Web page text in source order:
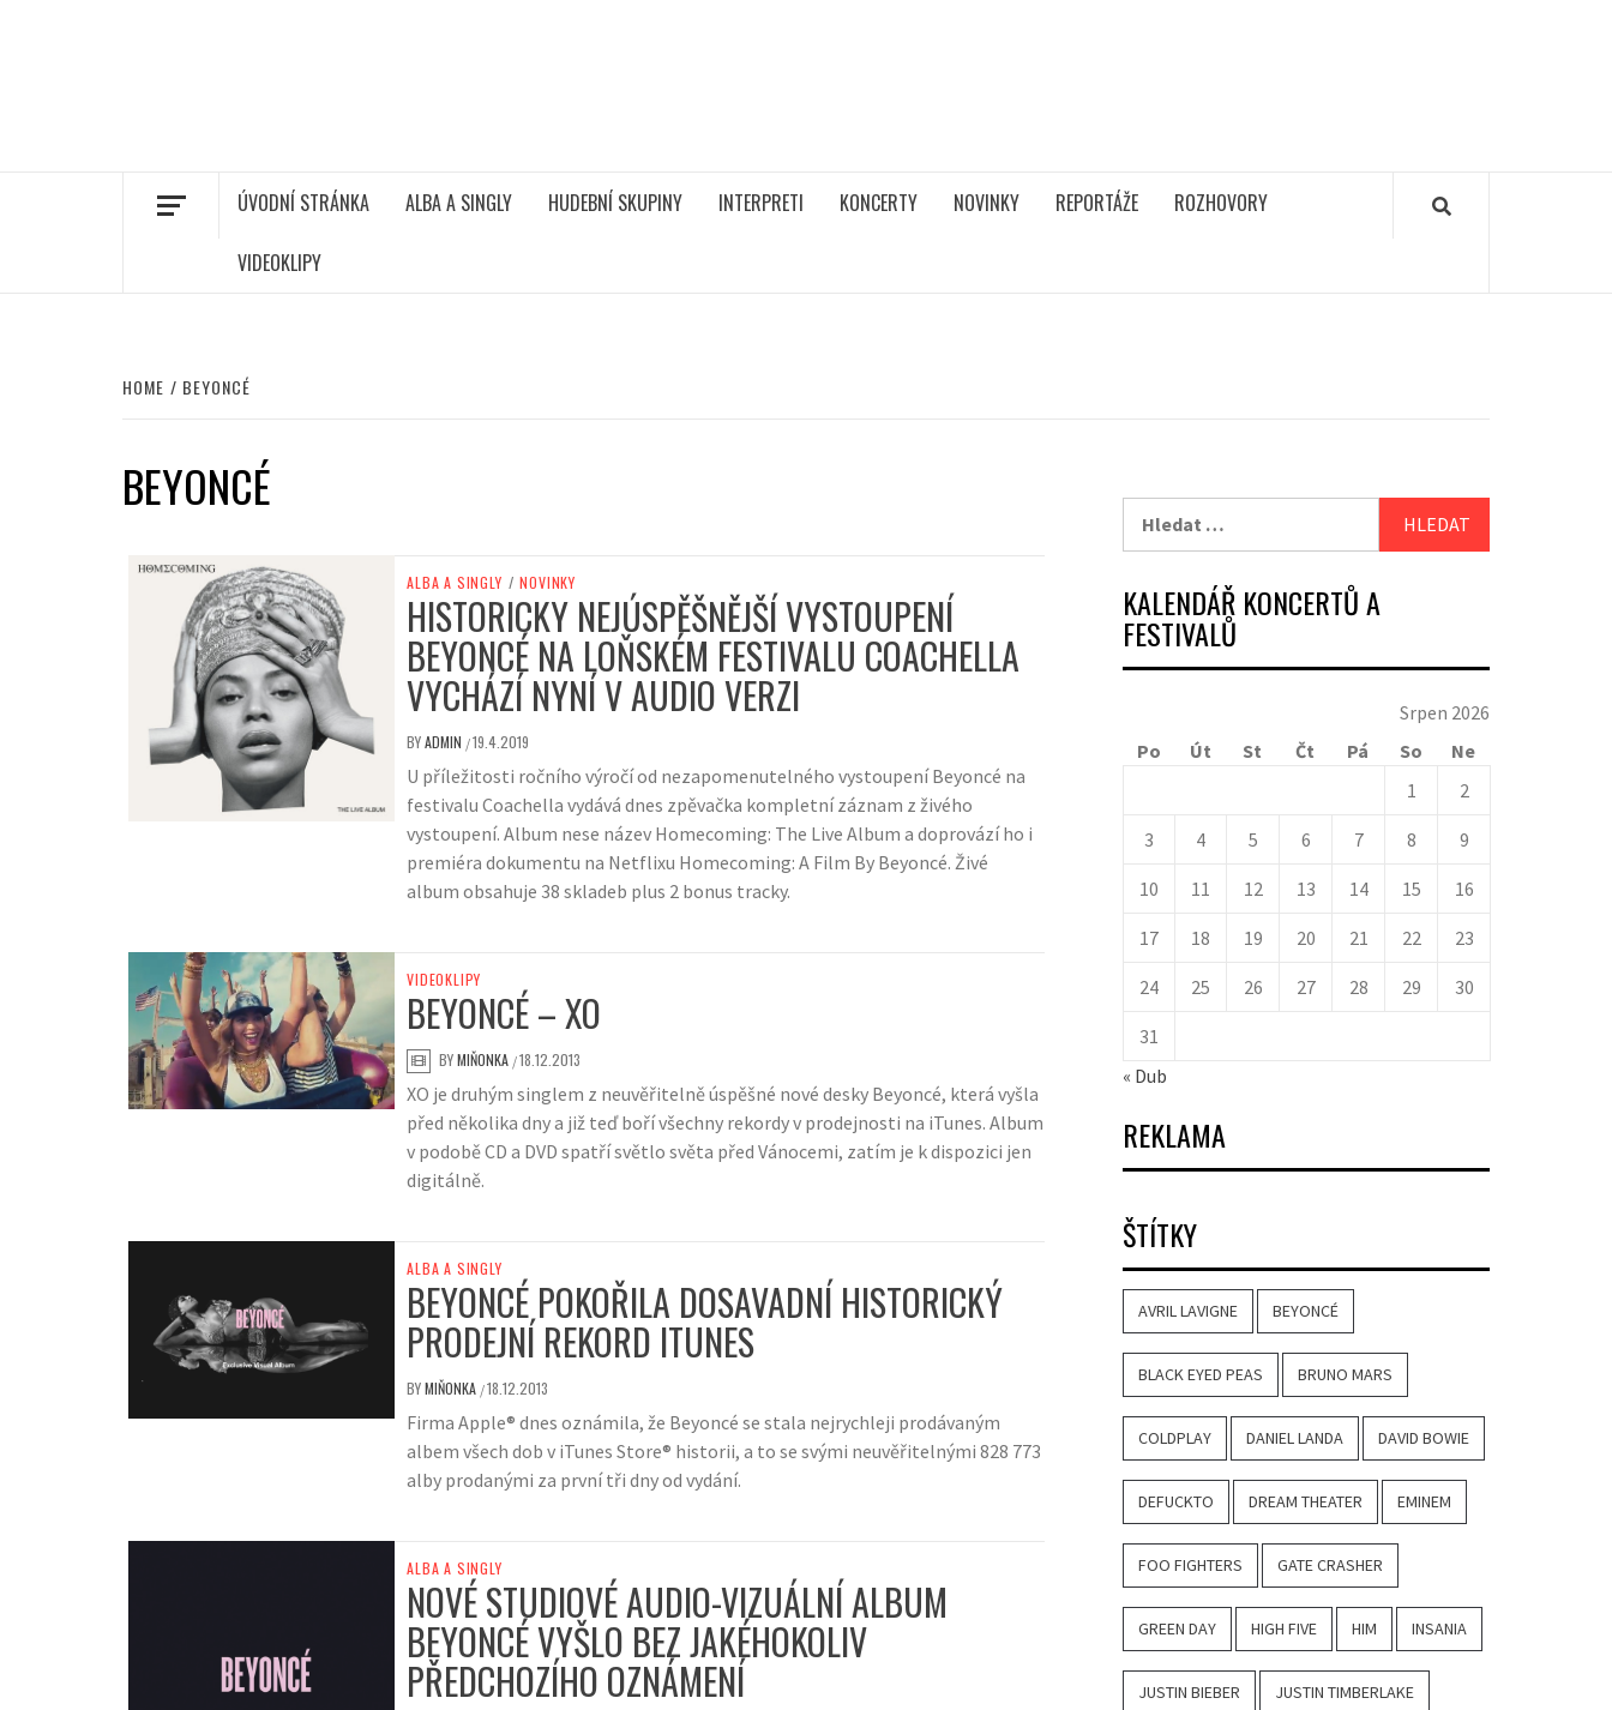
ÚVODNÍ STRÁNKA ALBA A SINGLY HUDEBNÍ SKUPINY INTERPRETI KONCERTY NOVINKY REPORTÁŽE ROZHOVORY
VIDEOKLIPY
HOME BEYONCÉ
BEYONCÉ
ALBA A SINGLY / NOVINKY
HISTORICKY NEJÚSPĚŠNĚJŠÍ VYSTOUPENÍ
BEYONCÉ NA LOŇSKÉM FESTIVALU COACHELLA
VYCHÁZÍ NYNÍ V AUDIO VERZI
BYADMIN /19.4.2019
U příležitosti ročního výročí od nezapomenutelného vystoupení Beyoncé na
festivalu Coachella vydává dnes zpěvačka kompletní záznam z živého
vystoupení. Album nese název Homecoming: The Live Album a doprovází ho i
premiéra dokumentu na Netflixu Homecoming: A Film By Beyoncé. Živé
album obsahuje 38 skladeb plus 2 bonus tracky.
VIDEOKLIPY
BEYONCÉ – XO
BYMIŇONKA /18.12.2013
XO je druhým singlem z neuvěřitelně úspěšné nové desky Beyoncé, která vyšla
před několika dny a již teď boří všechny rekordy v prodejnosti na iTunes. Album
v podobě CD a DVD spatří světlo světa před Vánocemi, zatím je k dispozici jen
digitálně.
ALBA A SINGLY
BEYONCÉ POKOŘILA DOSAVADNÍ HISTORICKÝ
PRODEJNÍ REKORD ITUNES
BYMIŇONKA /18.12.2013
Firma Apple® dnes oznámila, že Beyoncé se stala nejrychleji prodávaným
albem všech dob v iTunes Store® historii, a to se svými neuvěřitelnými 828 773
alby prodanými za první tři dny od vydání.
ALBA A SINGLY
NOVÉ STUDIOVÉ AUDIO-VIZUÁLNÍ ALBUM
BEYONCÉ VYŠLO BEZ JAKÉHOKOLIV
PŘEDCHOZÍHO OZNÁMENÍ
KALENDÁŘ KONCERTŮ A
FESTIVALŮ
Srpen 2026
Po
Út St Čt Pá So
Ne
1
2
3 4 5 6 7 8 9
10 11 12 13 14 15 16
17 18 19 20 21 22 23
24 25 26 27 28 29 30
31
« Dub
REKLAMA
ŠTÍTKY
AVRIL LAVIGNE BEYONCÉ
BLACK EYED PEAS BRUNO MARS
COLDPLAY DANIEL LANDA DAVID BOWIE
DEFUCKTO DREAM THEATER EMINEM
FOO FIGHTERS GATE CRASHER
GREEN DAY HIGH FIVE HIM INSANIA
JUSTIN BIEBER JUSTIN TIMBERLAKE